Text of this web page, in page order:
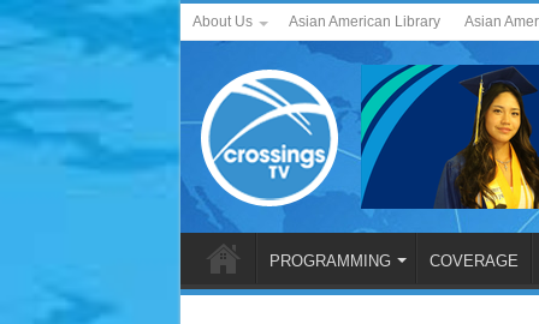
About Us Asian American Library Asian
PROGRAMMING COVERAGE